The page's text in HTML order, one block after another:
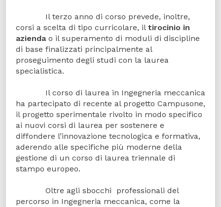
Il terzo anno di corso prevede, inoltre,
corsi a scelta di tipo curricolare, il tirocinio in
aziendao il superamento di moduli di discipline
di base finalizzati principalmente al
proseguimento degli studi con la laurea
specialistica.
Il corso di laurea in Ingegneria meccanica
ha partecipato di recente al progetto Campusone,
il progetto sperimentale rivolto in modo specifico
ai nuovi corsi di laurea per sostenere e
diffondere l’innovazione tecnologica e formativa,
aderendo alle specifiche più moderne della
gestione di un corso di laurea triennale di
stampo europeo.
Oltre agli sbocchi professionali del
percorso in Ingegneria meccanica, come la